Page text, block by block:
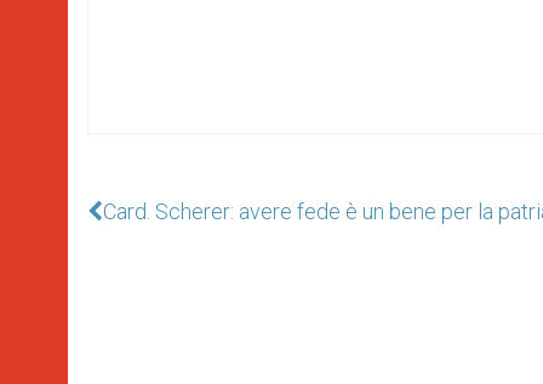
Card. Scherer: avere fede è un bene per la